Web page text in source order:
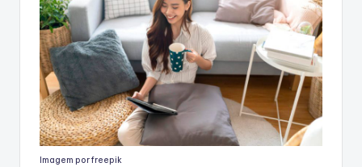
Imagem por freepik